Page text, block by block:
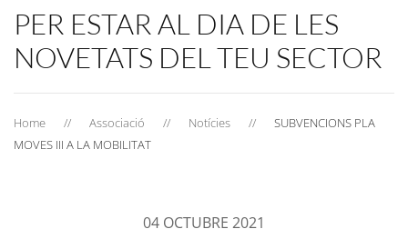
PER ESTAR AL DIA DE LES
NOVETATS DEL TEU SECTOR
Home Associació Notícies
SUBVENCIONS PLA
MOVES III A LA MOBILITAT
04 OCTUBRE 2021